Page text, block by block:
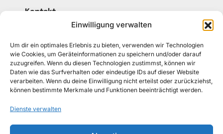
Einwilligung verwalten
Um dir ein optimales Erlebnis zu bieten, verwenden wir Technologien
wie Cookies, um Geräteinformationen zu speichern und/oder darauf
zuzugreifen. Wenn du diesen Technologien zustimmst, können wir
Daten wie das Surfverhalten oder eindeutige IDs auf dieser Website
verarbeiten. Wenn du deine Einwilligung nicht erteilst oder zurückziehst,
können bestimmte Merkmale und Funktionen beeinträchtigt werden.
Dienste verwalten
Kontakt
030 30 34 22 77
Unsere Richtlinien
ALLGEMEINE GESCHÄFTSBEDINGUNGEN
WIDERRUFSBELEHRUNG